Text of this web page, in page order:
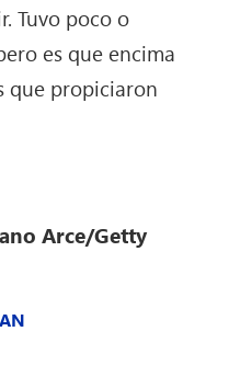
Tuvo poco o
es que encima
que propiciaron
Arce/Getty